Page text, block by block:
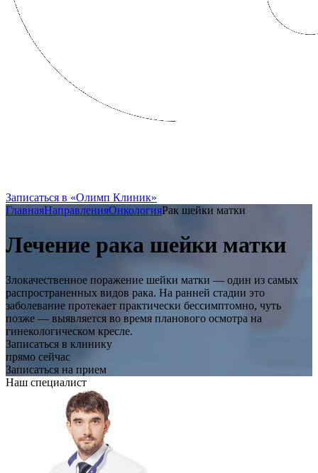
Записаться в «Олимп Клиник»
ГлавнаяНаправленияОнкологияРак шейки матки
Лечение рака шейки матки
Злокачественное поражение шейки матки — один из самых
распространенных видов рака. На ранней стадии это
заболевание протекает практически бессимптомно, чуть
позже — выявляется во время планового осмотра на
гинекологическом кресле.
Записаться в клинику
прямо сейчас
Записаться на прием
Наш специалист